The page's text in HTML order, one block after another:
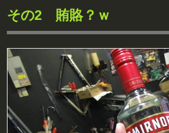
その2 賄賂？ｗ